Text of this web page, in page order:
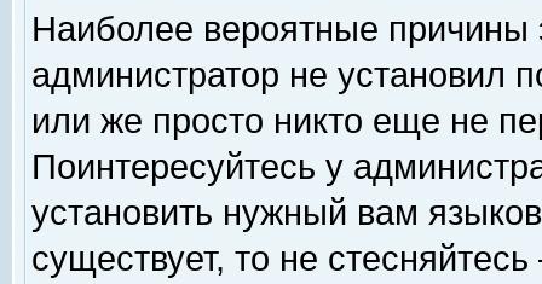
Наиболее вероятные причины
администратор не установил
или же просто никто еще не
Поинтересуйтесь у
установить нужный вам
существует, то не